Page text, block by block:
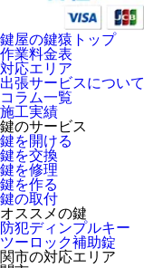
鍵屋の鍵猿トップ
作業料金表
対応エリア
出張サービスについて
コラム一覧
施工実績
鍵のサービス
鍵を開ける
鍵を交換
鍵を修理
鍵を作る
鍵の取付
オススメの鍵
防犯ディンプルキー
ツーロック補助錠
関市の対応エリア